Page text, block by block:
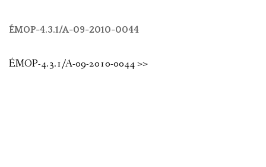
ÉMOP-4.3.1/A-09-2010-0044
ÉMOP-4.3.1/A-09-2010-0044 >>